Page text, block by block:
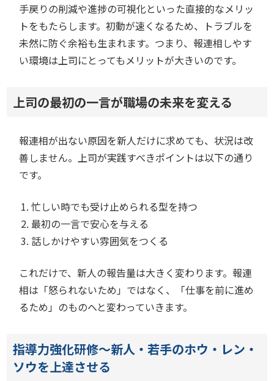
手戻りの削減や進捗の可視化といった直接的なメリッ
トをもたらします。初動が速くなるため、トラブルを
未然に防ぐ余裕も生まれます。つまり、報連相しやす
い環境は上司にとってもメリットが大きいのです。
上司の最初の一言が職場の未来を変える
報連相が出ない原因を新人だけに求めても、状況は改
善しません。上司が実践すべきポイントは以下の通り
です。
忙しい時でも受け止められる型を持つ
最初の一言で安心を与える
話しかけやすい雰囲気をつくる
これだけで、新人の報告量は大きく変わります。報連
相は「怒られないため」ではなく、「仕事を前に進め
るため」のものへと変わっていきます。
指導力強化研修～新人・若手のホウ・レン・
ソウを上達させる